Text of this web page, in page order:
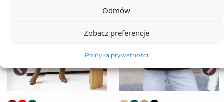
Odmów
Zobacz preferencje
Polityka prywatności